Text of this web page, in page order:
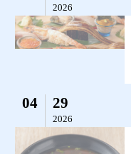
2026
04 29
2026